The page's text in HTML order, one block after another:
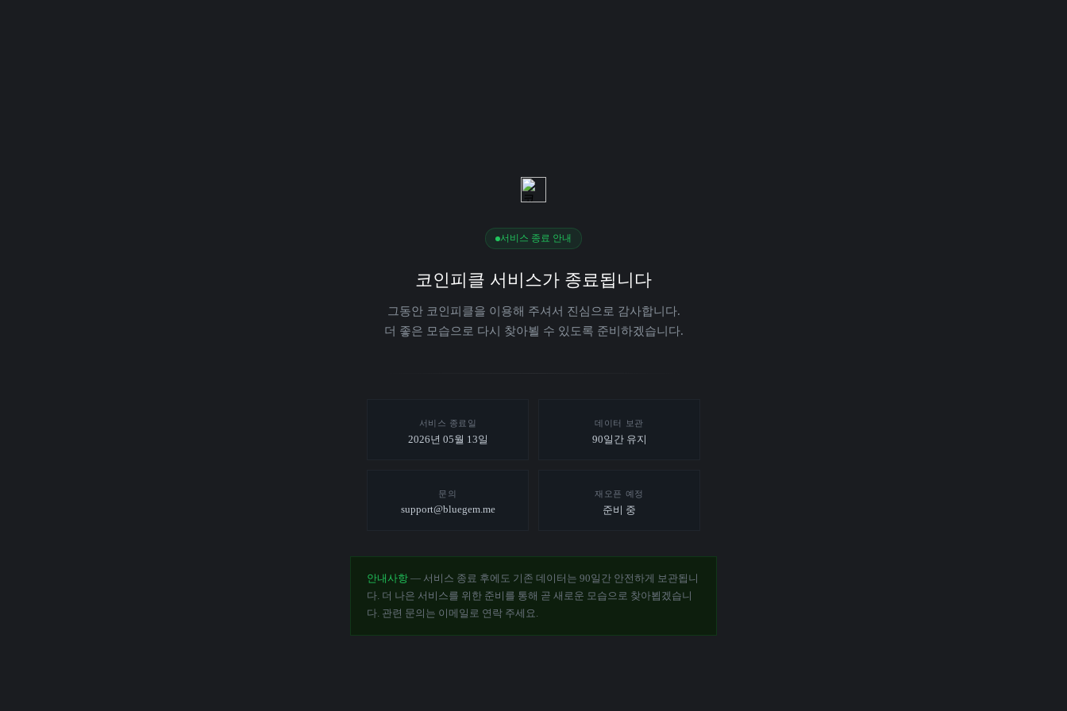
서비스 종료 안내
코인피클 서비스가 종료됩니다
그동안 코인피클을 이용해 주셔서 진심으로 감사합니다.
더 좋은 모습으로 다시 찾아뵐 수 있도록 준비하겠습니다.
서비스 종료일
2026년 05월 13일
데이터 보관
90일간 유지
문의
support@bluegem.me
재오픈 예정
준비 중
안내사항 — 서비스 종료 후에도 기존 데이터는 90일간 안전하게 보관됩니
다. 더 나은 서비스를 위한 준비를 통해 곧 새로운 모습으로 찾아뵙겠습니
다. 관련 문의는 이메일로 연락 주세요.